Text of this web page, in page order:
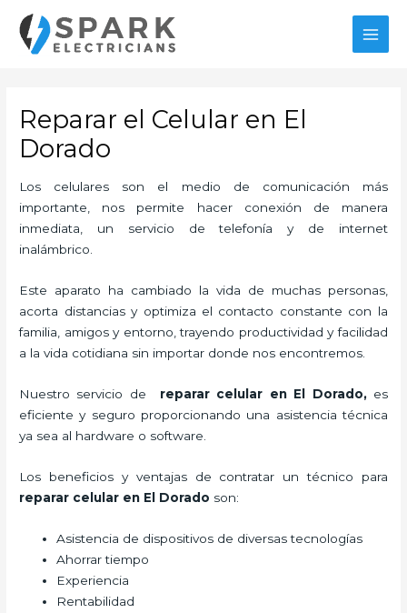
contenido
Reparar el Celular en El
Dorado
Los celulares son el medio de comunicación más
importante, nos permite hacer conexión de manera
inmediata, un servicio de telefonía y de internet
inalámbrico.
Este aparato ha cambiado la vida de muchas personas,
acorta distancias y optimiza el contacto constante con la
familia, amigos y entorno, trayendo productividad y facilidad
a la vida cotidiana sin importar donde nos encontremos.
Nuestro servicio de reparar celular en El Dorado,es
eficiente y seguro proporcionando una asistencia técnica
ya sea al hardware o software.
Los beneficios y ventajas de contratar un técnico para
reparar celular en El Dorado son:
Asistencia de dispositivos de diversas tecnologías
Ahorrar tiempo
Experiencia
Rentabilidad